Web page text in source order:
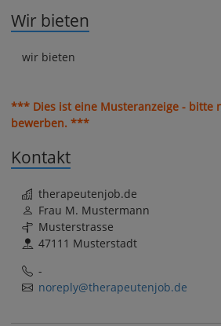
Wir bieten
wir bieten
*** Dies ist eine Musteranzeige - bitte
bewerben. ***
Kontakt
therapeutenjob.de
Frau M. Mustermann
Musterstrasse
47111 Musterstadt
-
noreply@therapeutenjob.de